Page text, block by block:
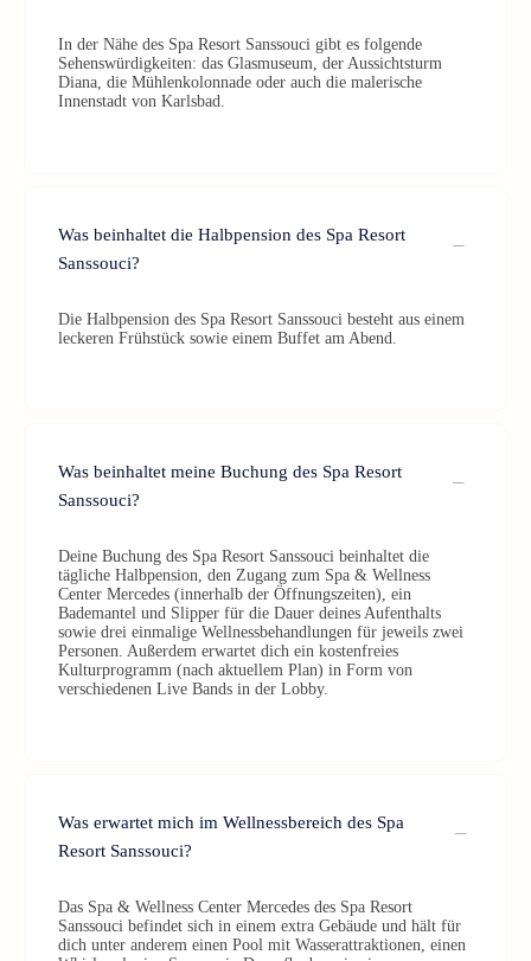
In der Nähe des Spa Resort Sanssouci gibt es folgende
Sehenswürdigkeiten: das Glasmuseum, der Aussichtsturm
Diana, die Mühlenkolonnade oder auch die malerische
Innenstadt von Karlsbad.
Was beinhaltet die Halbpension des Spa Resort
Sanssouci?
Die Halbpension des Spa Resort Sanssouci besteht aus einem
leckeren Frühstück sowie einem Buffet am Abend.
Was beinhaltet meine Buchung des Spa Resort
Sanssouci?
Deine Buchung des Spa Resort Sanssouci beinhaltet die
tägliche Halbpension, den Zugang zum Spa & Wellness
Center Mercedes (innerhalb der Öffnungszeiten), ein
Bademantel und Slipper für die Dauer deines Aufenthalts
sowie drei einmalige Wellnessbehandlungen für jeweils zwei
Personen. Außerdem erwartet dich ein kostenfreies
Kulturprogramm (nach aktuellem Plan) in Form von
verschiedenen Live Bands in der Lobby.
Was erwartet mich im Wellnessbereich des Spa
Resort Sanssouci?
Das Spa & Wellness Center Mercedes des Spa Resort
Sanssouci befindet sich in einem extra Gebäude und hält für
dich unter anderem einen Pool mit Wasserattraktionen, einen